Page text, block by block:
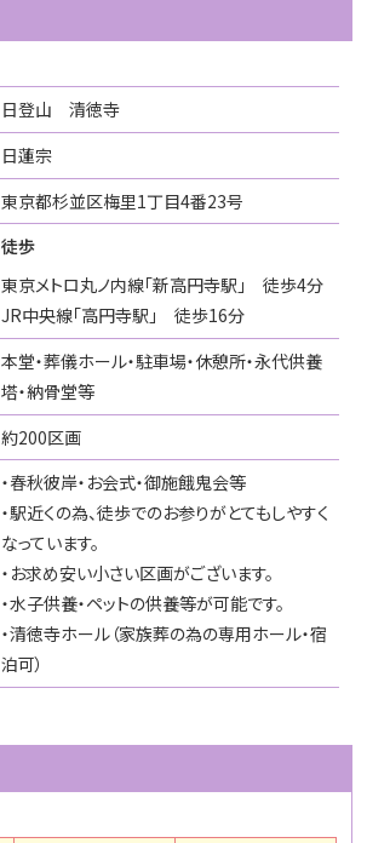
日登山 清徳寺
日蓮宗
東京都杉並区梅里1丁目4番23号
徒歩
東京メトロ丸ノ内線｢新高円寺駅｣ 徒歩4分
JR中央線｢高円寺駅｣ 徒歩16分
本堂・葬儀ホール・駐車場・休憩所・永代供養
塔・納骨堂等
約200区画
・春秋彼岸・お会式・御施餓鬼会等
・駅近くの為、徒歩でのお参りがとてもしやすく
なっています。
・お求め安い小さい区画がございます。
・水子供養・ペットの供養等が可能です。
・清徳寺ホール（家族葬の為の専用ホール・宿
泊可）